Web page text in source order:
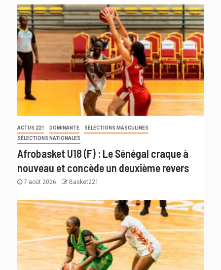
ACTUS 221 DOMINANTE
SÉLECTIONS MASCULINES
SÉLECTIONS NATIONALES
Afrobasket U18 (F) : Le Sénégal craque à
nouveau et concède un deuxième revers
7 août 2026 Basket221